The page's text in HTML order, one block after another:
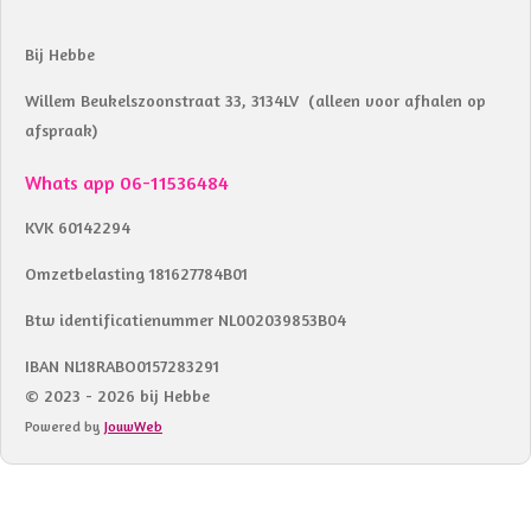
Bij Hebbe
Willem Beukelszoonstraat 33, 3134LV (alleen voor afhalen op
afspraak)
Whats app 06-11536484
KVK 60142294
Omzetbelasting 181627784B01
Btw identificatienummer NL002039853B04
IBAN NL18RABO0157283291
© 2023 - 2026 bij Hebbe
Powered by JouwWeb